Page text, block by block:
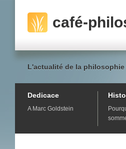
café-
L'actualité de la philosophie
Dedicace
A Marc Goldstein